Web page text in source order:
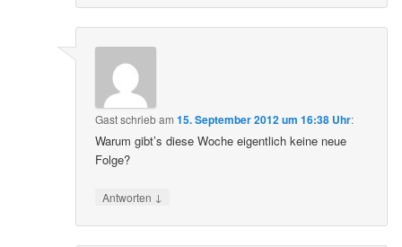
Gastschriebam15. September 2012 um 16:38 Uhr:
Warum gibt’s diese Woche eigentlich keine neue
Folge?
Antworten ↓